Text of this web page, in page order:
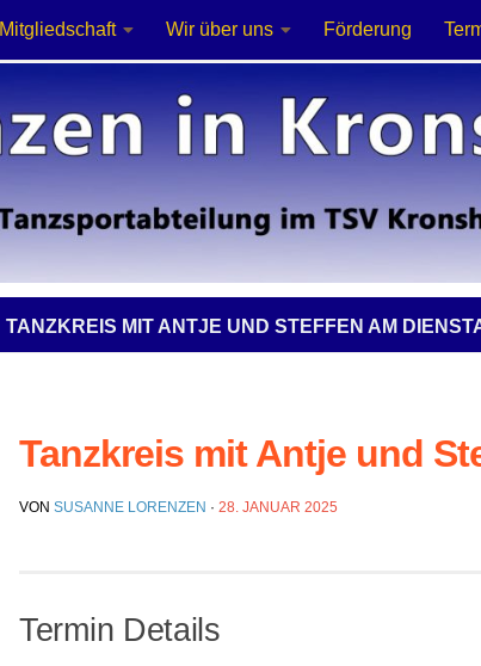
Mitgliedschaft Wir über uns Förderung
TANZKREIS MIT ANTJE UND STEFFEN AM
Tanzkreis mit Antje und
VON SUSANNE LORENZEN · 28. JANUAR 2025
Termin Details